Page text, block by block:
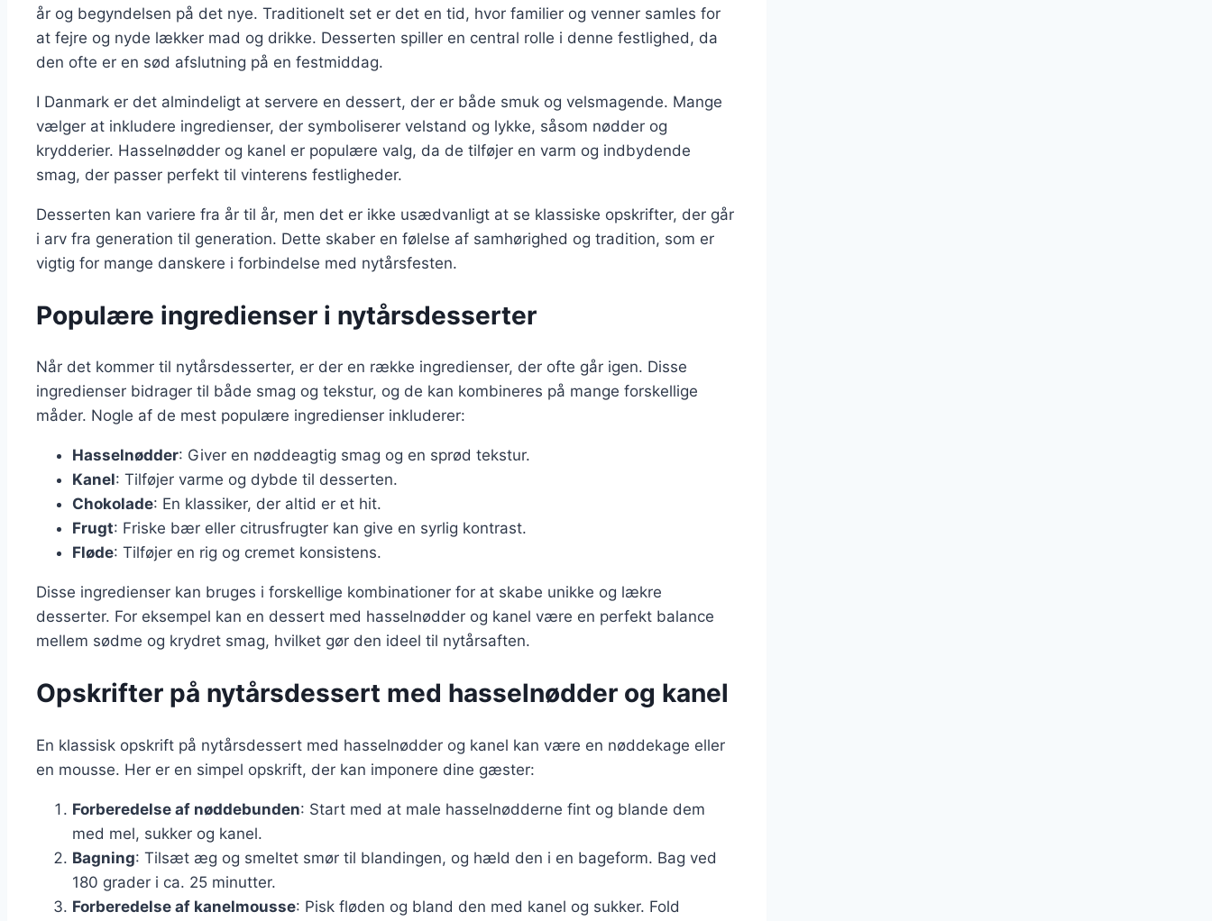
år og begyndelsen på det nye. Traditionelt set er det en tid, hvor familier og venner samles for
at fejre og nyde lækker mad og drikke. Desserten spiller en central rolle i denne festlighed, da
den ofte er en sød afslutning på en festmiddag.
I Danmark er det almindeligt at servere en dessert, der er både smuk og velsmagende. Mange
vælger at inkludere ingredienser, der symboliserer velstand og lykke, såsom nødder og
krydderier. Hasselnødder og kanel er populære valg, da de tilføjer en varm og indbydende
smag, der passer perfekt til vinterens festligheder.
Desserten kan variere fra år til år, men det er ikke usædvanligt at se klassiske opskrifter, der går
i arv fra generation til generation. Dette skaber en følelse af samhørighed og tradition, som er
vigtig for mange danskere i forbindelse med nytårsfesten.
Populære ingredienser i nytårsdesserter
Når det kommer til nytårsdesserter, er der en række ingredienser, der ofte går igen. Disse
ingredienser bidrager til både smag og tekstur, og de kan kombineres på mange forskellige
måder. Nogle af de mest populære ingredienser inkluderer:
Hasselnødder: Giver en nøddeagtig smag og en sprød tekstur.
Kanel: Tilføjer varme og dybde til desserten.
Chokolade: En klassiker, der altid er et hit.
Frugt: Friske bær eller citrusfrugter kan give en syrlig kontrast.
Fløde: Tilføjer en rig og cremet konsistens.
Disse ingredienser kan bruges i forskellige kombinationer for at skabe unikke og lækre
desserter. For eksempel kan en dessert med hasselnødder og kanel være en perfekt balance
mellem sødme og krydret smag, hvilket gør den ideel til nytårsaften.
Opskrifter på nytårsdessert med hasselnødder og kanel
En klassisk opskrift på nytårsdessert med hasselnødder og kanel kan være en nøddekage eller
en mousse. Her er en simpel opskrift, der kan imponere dine gæster:
Forberedelse af nøddebunden: Start med at male hasselnødderne fint og blande dem
med mel, sukker og kanel.
Bagning: Tilsæt æg og smeltet smør til blandingen, og hæld den i en bageform. Bag ved
180 grader i ca. 25 minutter.
Forberedelse af kanelmousse: Pisk fløden og bland den med kanel og sukker. Fold